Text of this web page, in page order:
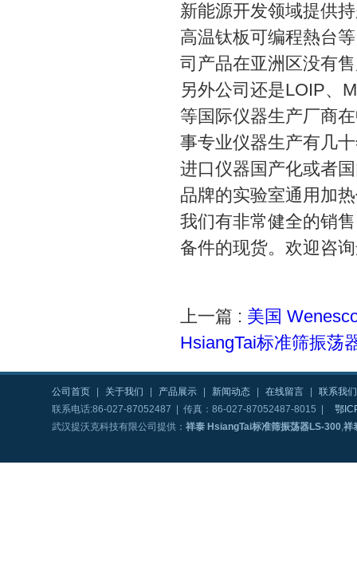
新能源开发领域提供
高温钛板可编程熱台
司产品在亚洲区没有
另外公司还是LOIP、
等国际仪器生产厂商
事专业仪器生产有几
进口仪器国产化或者
品牌的实验室通用加
我们有非常健全的销
备件的现货。欢迎咨
上一篇 : 美国
HsiangTai标准筛振荡
公司首页 关于我们 产品展示 新闻动态 在线留言
联系我们
联系电话:86-027-87052487 | 传真：86-027-87052487-8015 |
鄂
武汉提沃克科技有限公司提供： 祥泰 HsiangTai标准筛振荡器LS-300,祥